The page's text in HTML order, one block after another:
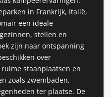
in Frankrijk, Italië,
een ideale
stellen en
zijn naar ontspanning
over
staanplaatsen en
zoals zwembaden,
ter plaatse. De